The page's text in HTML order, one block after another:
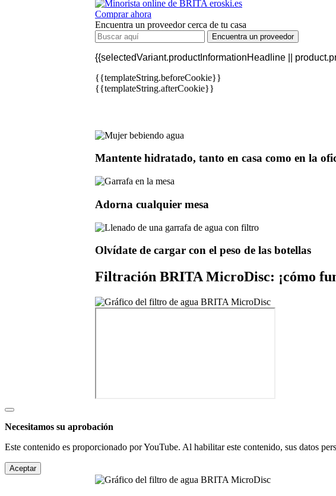
Comprar ahora
Encuentra un proveedor cerca de tu casa
Encuentra un proveedor
{{selectedVariant.productInformationHeadline ||
{{templateString.beforeCookie}}
{{templateString.afterCookie}}
Mantente hidratado, tanto en casa como en la
Adorna cualquier mesa
Olvídate de cargar con el peso de las botellas
Filtración BRITA MicroDisc: ¡cómo
Necesitamos su aprobación
Este contenido es proporcionado por YouTube. Al habilitar este contenido, sus datos
Aceptar